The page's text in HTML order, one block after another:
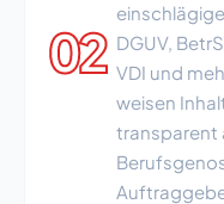
02 DGUV,
VDI und
weisen
transparent